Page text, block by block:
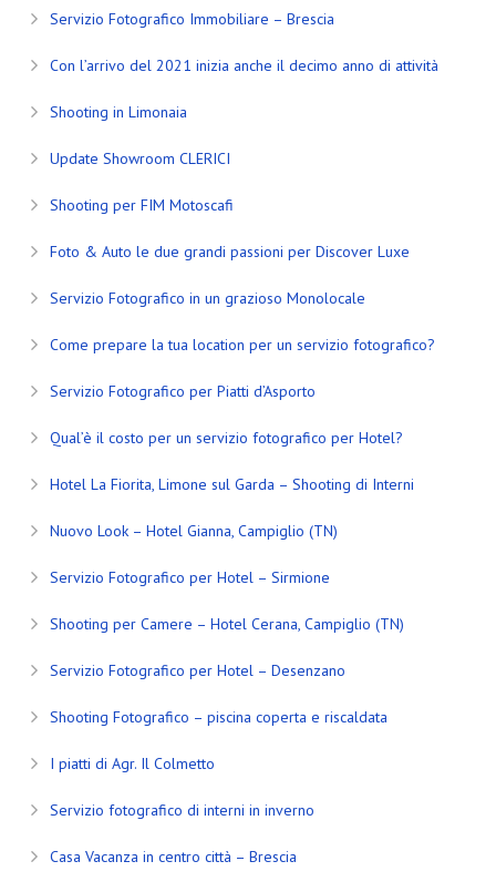
Servizio Fotografico Immobiliare – Brescia
Con l’arrivo del 2021 inizia anche il decimo anno di attività
Shooting in Limonaia
Update Showroom CLERICI
Shooting per FIM Motoscafi
Foto & Auto le due grandi passioni per Discover Luxe
Servizio Fotografico in un grazioso Monolocale
Come prepare la tua location per un servizio fotografico?
Servizio Fotografico per Piatti d’Asporto
Qual’è il costo per un servizio fotografico per Hotel?
Hotel La Fiorita, Limone sul Garda – Shooting di Interni
Nuovo Look – Hotel Gianna, Campiglio (TN)
Servizio Fotografico per Hotel – Sirmione
Shooting per Camere – Hotel Cerana, Campiglio (TN)
Servizio Fotografico per Hotel – Desenzano
Shooting Fotografico – piscina coperta e riscaldata
I piatti di Agr. Il Colmetto
Servizio fotografico di interni in inverno
Casa Vacanza in centro città – Brescia